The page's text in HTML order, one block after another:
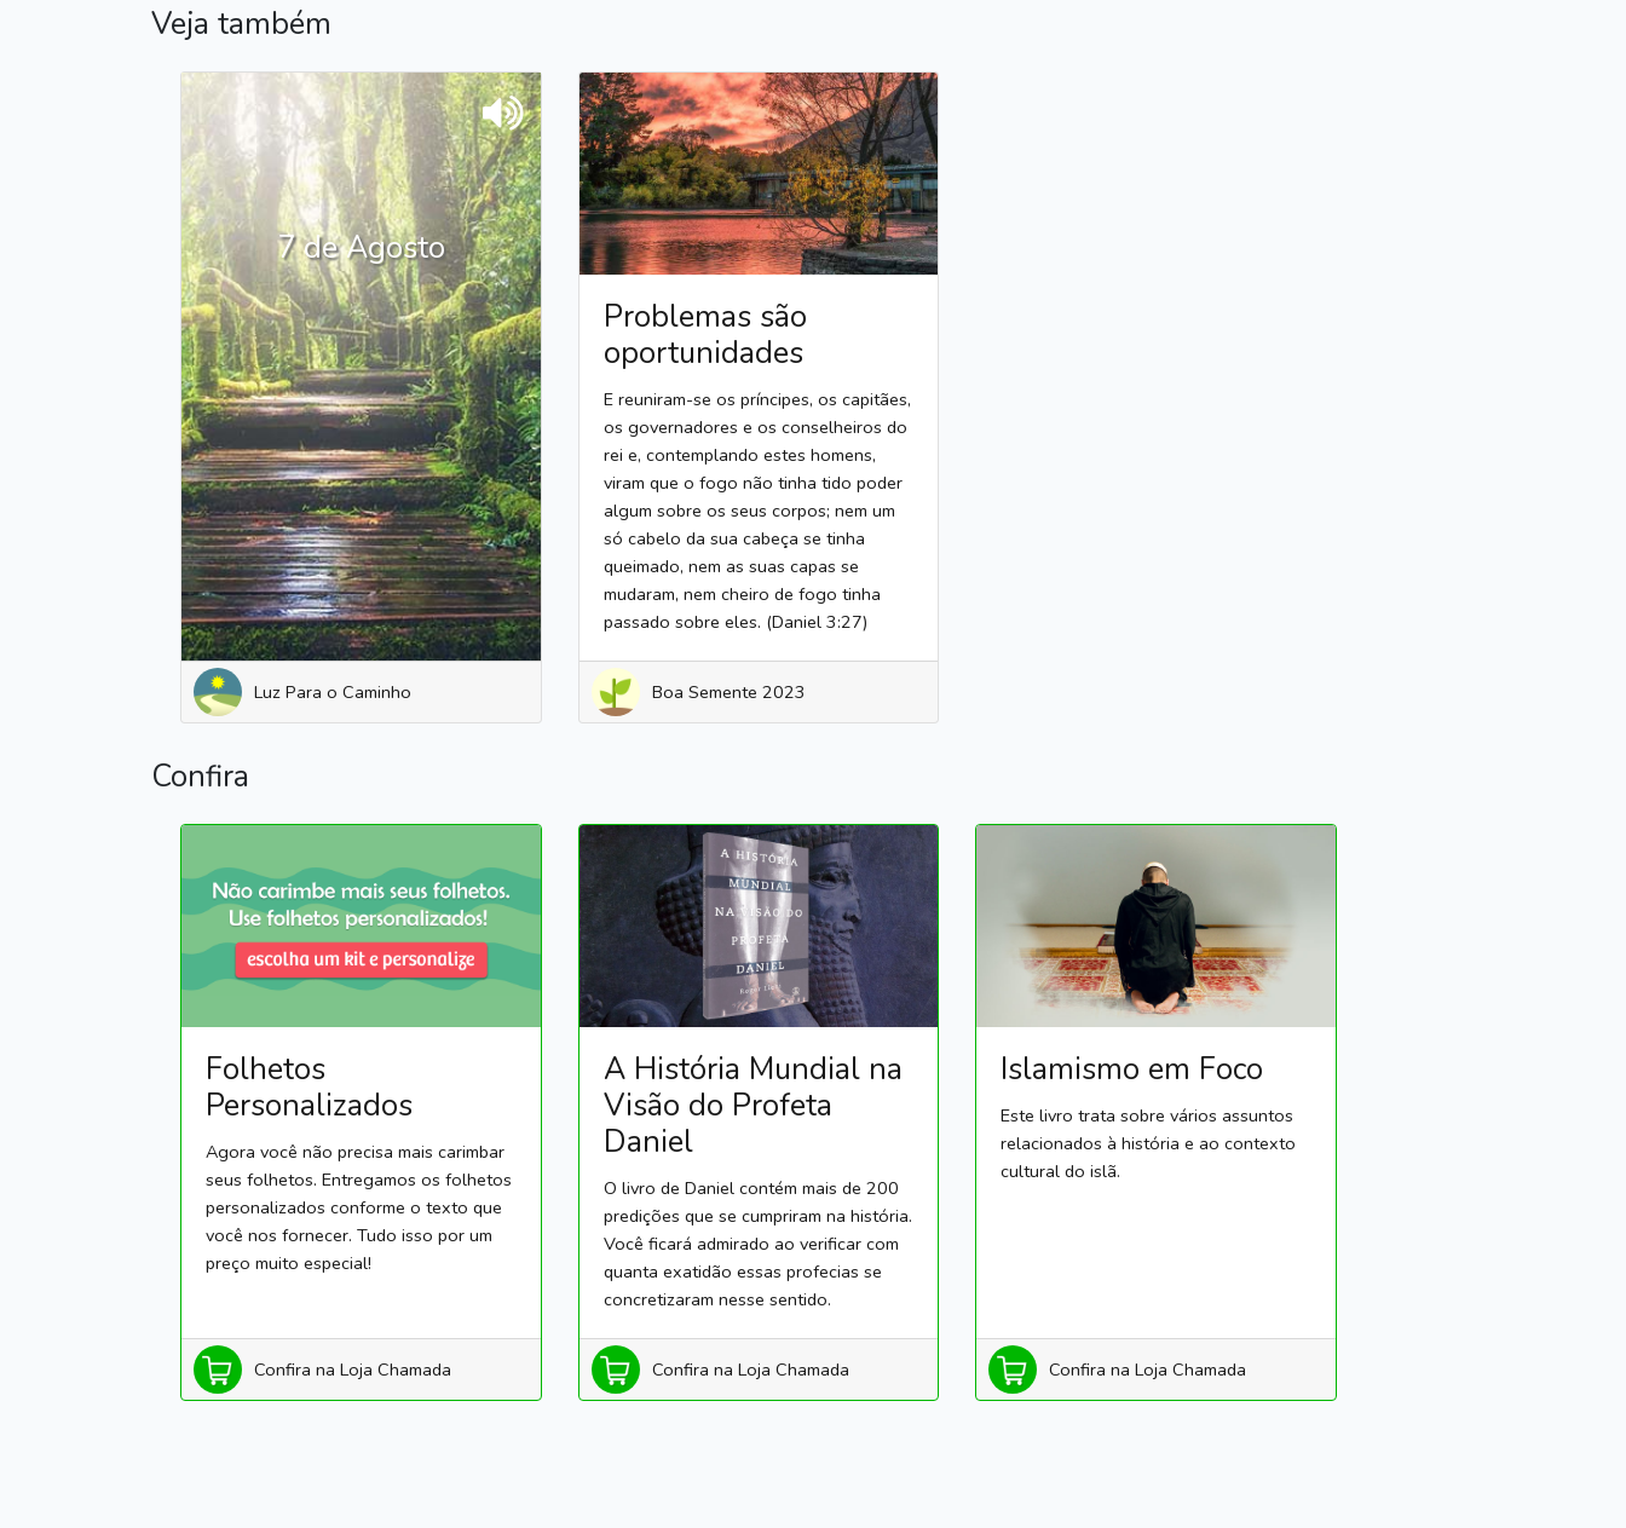
Veja também
7 de Agosto
Luz Para o Caminho
Problemas são
oportunidades
E reuniram-se os príncipes, os capitães,
os governadores e os conselheiros do
rei e, contemplando estes homens,
viram que o fogo não tinha tido poder
algum sobre os seus corpos; nem um
só cabelo da sua cabeça se tinha
queimado, nem as suas capas se
mudaram, nem cheiro de fogo tinha
passado sobre eles. (Daniel 3:27)
Boa Semente 2023
Confira
Folhetos
Personalizados
Agora você não precisa mais carimbar
seus folhetos. Entregamos os folhetos
personalizados conforme o texto que
você nos fornecer. Tudo isso por um
preço muito especial!
Confira na Loja Chamada
A História Mundial na
Visão do Profeta
Daniel
O livro de Daniel contém mais de 200
predições que se cumpriram na história.
Você ficará admirado ao verificar com
quanta exatidão essas profecias se
concretizaram nesse sentido.
Confira na Loja Chamada
Islamismo em Foco
Este livro trata sobre vários assuntos
relacionados à história e ao contexto
cultural do islã.
Confira na Loja Chamada